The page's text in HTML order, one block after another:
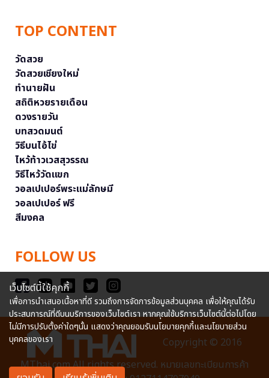
TOP CONTENT
วัดสวย
วัดสวยเชียงใหม่
ทำนายฝัน
สถิติหวยรายเดือน
ดวงรายวัน
บทสวดมนต์
วิธีบนไอ้ไข่
ไหว้ท้าวเวสสุวรรณ
วิธีไหว้วัดแขก
วอลเปเปอร์พระแม่ลักษมี
วอลเปเปอร์ ฟรี
สีมงคล
FOLLOW US
Copyright © 2016
MThai.com All rights reserved. หมายเลขทะเบียนการค้า
เว็บไซต์นี้ใช้คุกกี้
เพื่อการนำเสนอเนื้อหาที่ดี รวมถึงการจัดการข้อมูลส่วนบุคคล เพื่อให้คุณได้รับ
ประสบการณ์ที่ดีบนบริการของเว็บไซต์เรา หากคุณใช้บริการเว็บไซต์นี้ต่อไปโดย
ไม่มีการปรับตั้งค่าใดๆนั้น แสดงว่าคุณยอมรับนโยบายคุกกี้และนโยบายส่วน
บุคคลของเรา